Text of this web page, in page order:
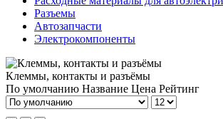
Разъемы
Автозапчасти
Электрокомпоненты
Клеммы, контакты и разъёмы
По умолчанию Название Цена Рейтинг